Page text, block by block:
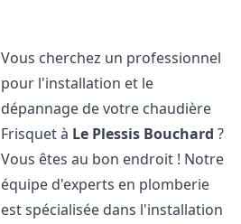
Vous cherchez un professionnel
pour l'installation et le
dépannage de votre chaudière
Frisquet à Le Plessis Bouchard ?
Vous êtes au bon endroit ! Notre
équipe d'experts en plomberie
est spécialisée dans l'installation